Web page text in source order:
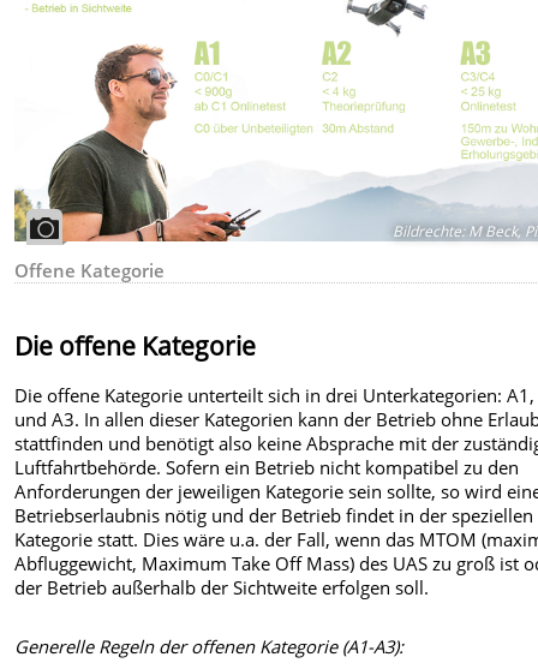
Bildrechte:M Beck,
Offene Kategorie
Die offene Kategorie
Die offene Kategorie unterteilt sich in drei Unterkategorien:
und A3. In allen dieser Kategorien kann der Betrieb ohne
stattfinden und benötigt also keine Absprache mit der
Luftfahrtbehörde. Sofern ein Betrieb nicht kompatibel zu den
Anforderungen der jeweiligen Kategorie sein sollte, so wird
Betriebserlaubnis nötig und der Betrieb findet in der speziellen
Kategorie statt. Dies wäre u.a. der Fall, wenn das MTOM
Abfluggewicht, Maximum Take Off Mass) des UAS zu groß ist
der Betrieb außerhalb der Sichtweite erfolgen soll.
Generelle Regeln der offenen Kategorie (A1-A3):